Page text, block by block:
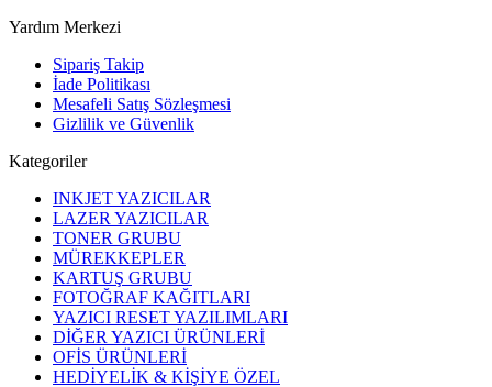
Yardım Merkezi
Sipariş Takip
İade Politikası
Mesafeli Satış Sözleşmesi
Gizlilik ve Güvenlik
Kategoriler
INKJET YAZICILAR
LAZER YAZICILAR
TONER GRUBU
MÜREKKEPLER
KARTUŞ GRUBU
FOTOĞRAF KAĞITLARI
YAZICI RESET YAZILIMLARI
DİĞER YAZICI ÜRÜNLERİ
OFİS ÜRÜNLERİ
HEDİYELİK & KİŞİYE ÖZEL